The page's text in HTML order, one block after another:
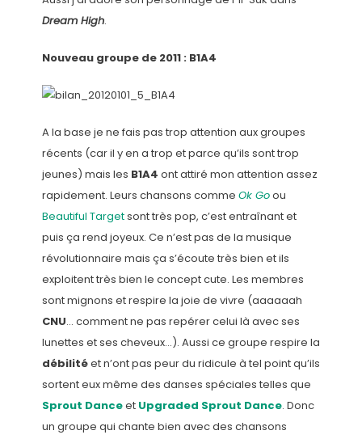
Dream High.
Nouveau groupe de 2011 : B1A4
A la base je ne fais pas trop attention aux groupes
récents (car il y en a trop et parce qu’ils sont trop
jeunes) mais les B1A4 ont attiré mon attention assez
rapidement. Leurs chansons comme Ok Goou
Beautiful Targetsont très pop, c’est entraînant et
puis ça rend joyeux. Ce n’est pas de la musique
révolutionnaire mais ça s’écoute très bien et ils
exploitent très bien le concept cute. Les membres
sont mignons et respire la joie de vivre (aaaaaah
CNU… comment ne pas repérer celui là avec ses
lunettes et ses cheveux…). Aussi ce groupe respire la
débilitéet n’ont pas peur du ridicule à tel point qu’ils
sortent eux même des danses spéciales telles que
Sprout Danceet Upgraded Sprout Dance. Donc
un groupe qui chante bien avec des chansons